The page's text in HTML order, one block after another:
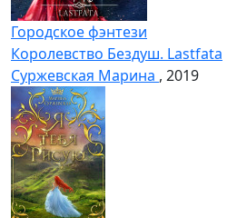
Городское фэнтези
Королевство Бездуш. Lastfata
Суржевская Марина , 2019